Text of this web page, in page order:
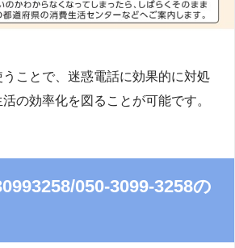
ことで、迷惑電話に効果的に対処
の効率化を図ることが可能です。
050-3099-3258の